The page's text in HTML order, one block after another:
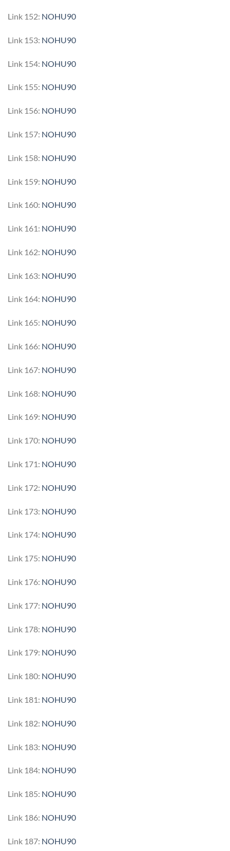
Link 152: NOHU90
Link 153: NOHU90
Link 154: NOHU90
Link 155: NOHU90
Link 156: NOHU90
Link 157: NOHU90
Link 158: NOHU90
Link 159: NOHU90
Link 160: NOHU90
Link 161: NOHU90
Link 162: NOHU90
Link 163: NOHU90
Link 164: NOHU90
Link 165: NOHU90
Link 166: NOHU90
Link 167: NOHU90
Link 168: NOHU90
Link 169: NOHU90
Link 170: NOHU90
Link 171: NOHU90
Link 172: NOHU90
Link 173: NOHU90
Link 174: NOHU90
Link 175: NOHU90
Link 176: NOHU90
Link 177: NOHU90
Link 178: NOHU90
Link 179: NOHU90
Link 180: NOHU90
Link 181: NOHU90
Link 182: NOHU90
Link 183: NOHU90
Link 184: NOHU90
Link 185: NOHU90
Link 186: NOHU90
Link 187: NOHU90